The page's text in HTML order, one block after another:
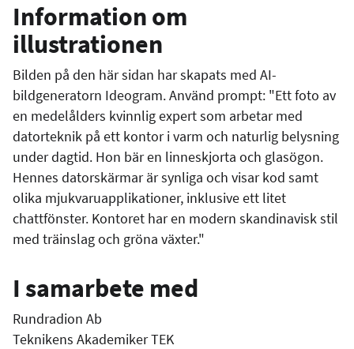
Information om
illustrationen
Bilden på den här sidan har skapats med AI-
bildgeneratorn Ideogram. Använd prompt: "Ett foto av
en medelålders kvinnlig expert som arbetar med
datorteknik på ett kontor i varm och naturlig belysning
under dagtid. Hon bär en linneskjorta och glasögon.
Hennes datorskärmar är synliga och visar kod samt
olika mjukvaruapplikationer, inklusive ett litet
chattfönster. Kontoret har en modern skandinavisk stil
med träinslag och gröna växter."
I samarbete med
Rundradion Ab
Teknikens Akademiker TEK